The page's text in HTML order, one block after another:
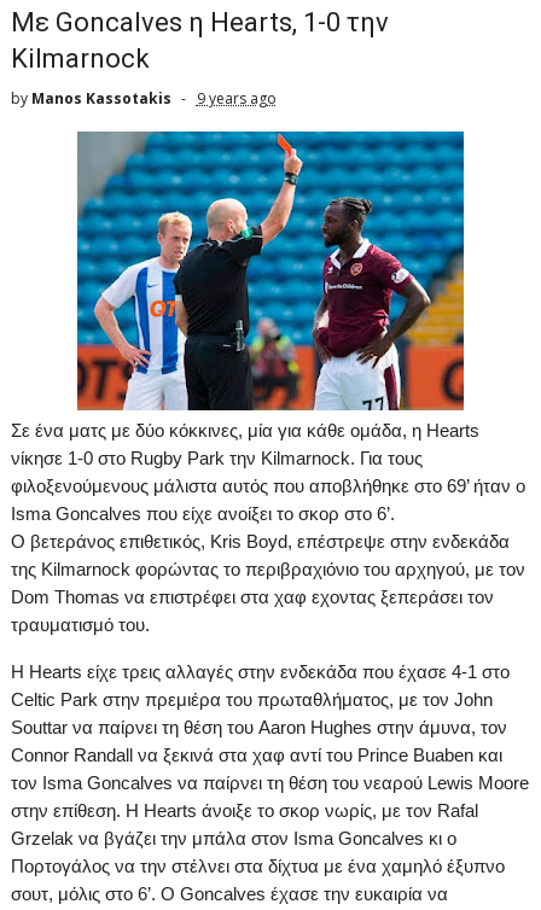
Mε Goncalves η Hearts, 1-0 την
Kilmarnock
by Manos Kassotakis 9 years ago
Σε ένα ματς με δύο κόκκινες, μία για κάθε ομάδα, η Hearts
νίκησε 1-0 στο Rugby Park την Kilmarnock. Για τους
φιλοξενούμενους μάλιστα αυτός που αποβλήθηκε στο 69’ήταν ο
Isma Goncalves που είχε ανοίξει το σκορ στο 6’.
O βετεράνος επιθετικός, Kris Boyd, επέστρεψε στην ενδεκάδα
της Kilmarnock φορώντας το περιβραχιόνιο του αρχηγού, με τον
Dom Thomas να επιστρέφει στα χαφ εχοντας ξεπεράσει τον
τραυματισμό του.
Η Hearts είχε τρεις αλλαγές στην ενδεκάδα που έχασε 4-1 στο
Celtic Park στην πρεμιέρα του πρωταθλήματος, με τον John
Souttar να παίρνει τη θέση του Aaron Hughes στην άμυνα, τον
Connor Randall να ξεκινά στα χαφ αντί του Prince Buabenκαι
τον Isma Goncalves να παίρνει τη θέση του νεαρού Lewis Moore
στην επίθεση. Η Hearts άνοιξε το σκορ νωρίς, με τον Rafal
Grzelak να βγάζει την μπάλα στον Isma Goncalves κι ο
Πορτογάλος να την στέλνει στα δίχτυα με ένα χαμηλό έξυπνο
σουτ, μόλις στο 6’. Ο Goncalves έχασε την ευκαιρία να